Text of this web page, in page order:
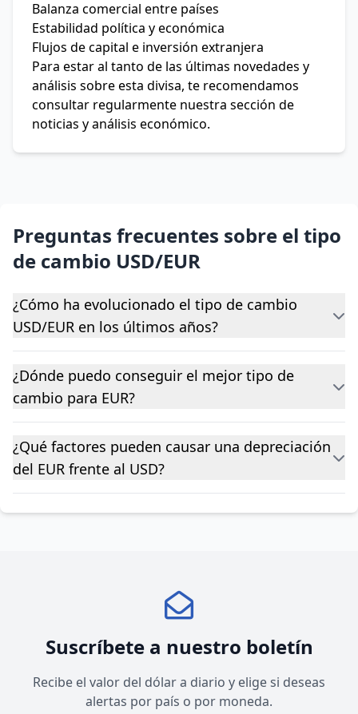
Balanza comercial entre países
Estabilidad política y económica
Flujos de capital e inversión extranjera
Para estar al tanto de las últimas novedades y
análisis sobre esta divisa, te recomendamos
consultar regularmente nuestra sección de
noticias y análisis económico.
Preguntas frecuentes sobre el tipo
de cambio USD/EUR
¿Cómo ha evolucionado el tipo de cambio
USD/EUR en los últimos años?
¿Dónde puedo conseguir el mejor tipo de
cambio para EUR?
¿Qué factores pueden causar una depreciación
del EUR frente al USD?
Suscríbete a nuestro boletín
Recibe el valor del dólar a diario y elige si deseas
alertas por país o por moneda.